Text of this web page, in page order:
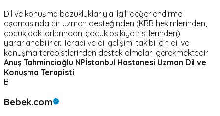
Dil ve konuşma bozukluklarıyla ilgili değerlendirme
aşamasında bir uzman desteğinden (KBB hekimlerinden,
çocuk doktorlarından, çocuk psikiyatristlerinden)
yararlanabilirler. Terapi ve dil gelişimi takibi için dil ve
konuşma terapistlerinden destek almaları gerekmektedir.
Anuş Tahmincioğlu NPİstanbul Hastanesi Uzman Dil ve
Konuşma Terapisti
B
Bebek.com